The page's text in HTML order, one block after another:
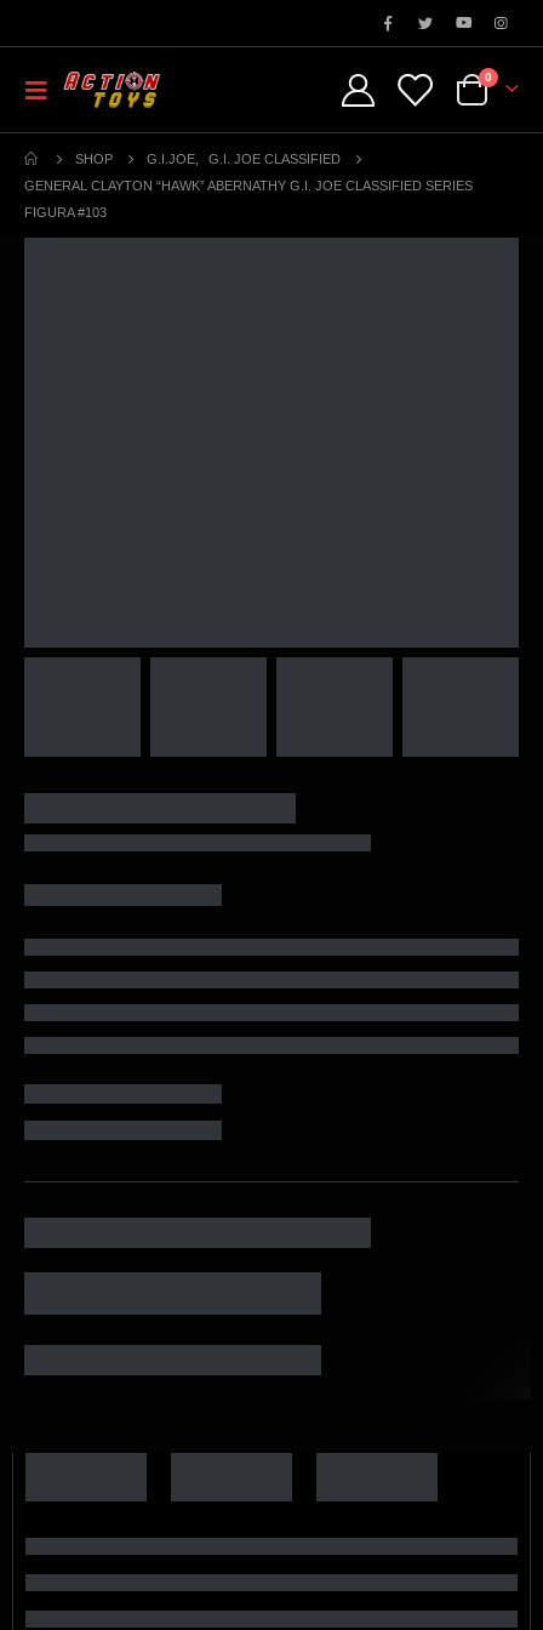
0
SHOP G.I.JOE
G.I. JOE CLASSIFIED
GENERAL CLAYTON “HAWK” ABERNATHY G.I. JOE CLASSIFIED SERIES
FIGURA #103